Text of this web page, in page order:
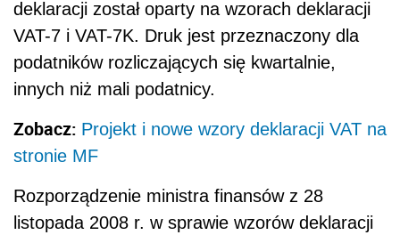
deklaracji został oparty na wzorach deklaracji
VAT-7 i VAT-7K. Druk jest przeznaczony dla
podatników rozliczających się kwartalnie,
innych niż mali podatnicy.
Zobacz: Projekt i nowe wzory deklaracji VAT na
stronie MF
Rozporządzenie ministra finansów z 28
listopada 2008 r. w sprawie wzorów deklaracji